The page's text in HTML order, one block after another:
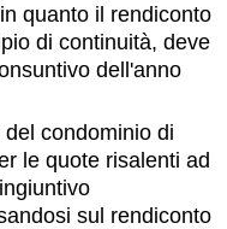
quanto il rendiconto
di continuità, deve
dell'anno
del condominio di
le quote risalenti ad
sul rendiconto